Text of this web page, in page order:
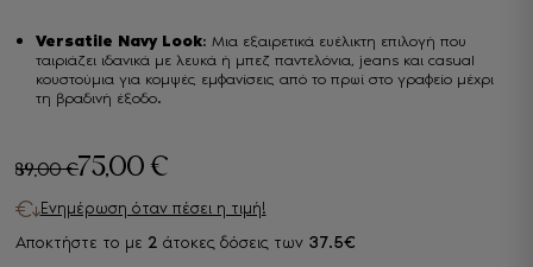
Versatile Navy Look: Μια εξαιρετικά ευέλικτη επιλογή που
ταιριάζει ιδανικά με λευκά ή μπεζ παντελόνια, jeans και casual
κουστούμια για κομψές εμφανίσεις από το πρωί στο γραφείο μέχρι
τη βραδινή έξοδο.
89,00€
Original
price
was:
75,00 €
Η
τρέχουσα
τιμή
Αποκτήστε το με 2 άτοκες δόσεις των 37.5€
Ενημέρωση όταν πέσει η τιμή!